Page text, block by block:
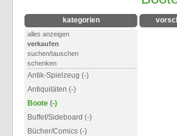
kategorien
alles anzeigen
verkaufen
suchen/tauschen
schenken
Antik-Spielzeug (-)
Antiquitäten (-)
Boote (-)
Buffet/Sideboard (-)
Bücher/Comics (-)